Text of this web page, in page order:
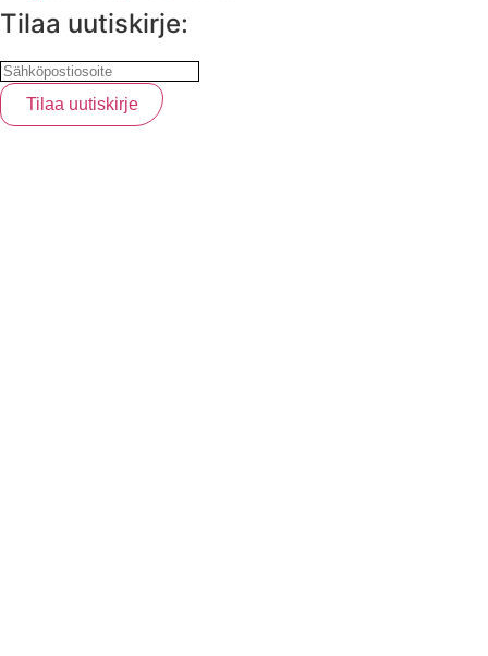
Tilaa uutiskirje: